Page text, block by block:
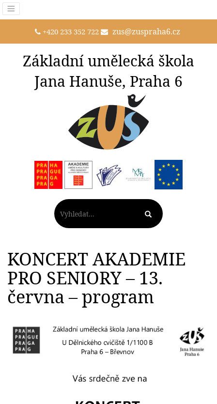
+420 233 352 722 zus@zuspraha6.cz
Základní umělecká škola
Jana Hanuše, Praha 6
KONCERT AKADEMIE
PRO SENIORY – 13.
června – program